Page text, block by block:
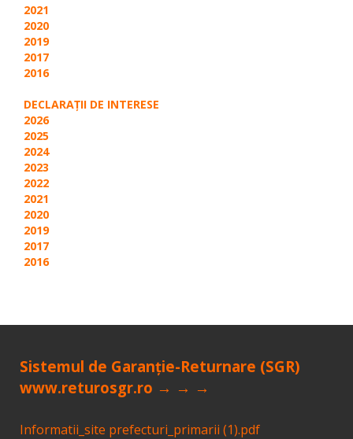
2021
2020
2019
2017
2016
DECLARAŢII DE INTERESE
2026
2025
2024
2023
2022
2021
2020
2019
2017
2016
Sistemul de Garanție-Returnare (SGR)
www.returosgr.ro → → →
Informatii_site prefecturi_primarii (1).pdf